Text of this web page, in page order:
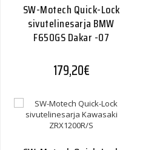
SW-Motech Quick-Lock
sivutelinesarja BMW
F650GS Dakar -07
179,20€